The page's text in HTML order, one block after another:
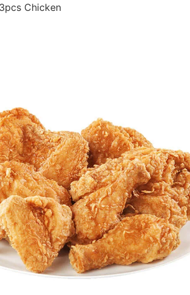
Chicken